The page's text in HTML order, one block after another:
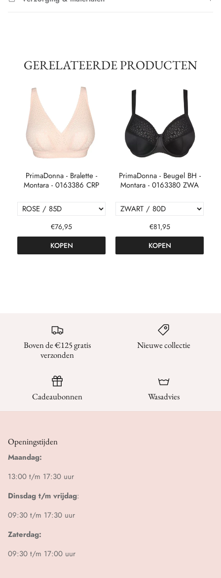
GERELATEERDE PRODUCTEN
PrimaDonna - Bralette -
Montara - 0163386 CRP
€76,95
KOPEN
PrimaDonna - Beugel BH -
Montara - 0163380 ZWA
€81,95
KOPEN
Boven de €125 gratis
verzonden
Nieuwe collectie
Cadeaubonnen Wasadvies
Openingstijden
Maandag:
13:00 t/m 17:30 uur
Dinsdag t/m vrijdag:
09:30 t/m 17:30 uur
Zaterdag:
09:30 t/m 17:00 uur